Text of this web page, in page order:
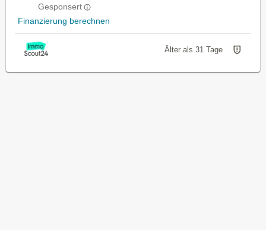
Gesponsert
Finanzierung berechnen
Älter als 31 Tage